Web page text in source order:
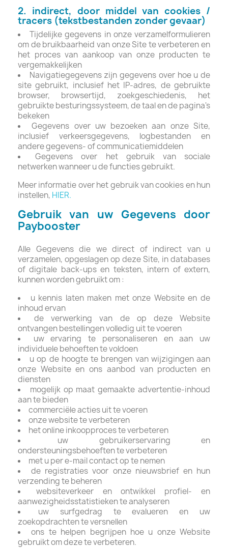
2. indirect, door middel van cookies /
tracers (tekstbestanden zonder gevaar)
Tijdelijke gegevens in onze verzamelformulieren
om de bruikbaarheid van onze Site te verbeteren en
het proces van aankoop van onze producten te
vergemakkelijken
Navigatiegegevens zijn gegevens over hoe u de
site gebruikt, inclusief het IP-adres, de gebruikte
browser, browsertijd, zoekgeschiedenis, het
gebruikte besturingssysteem, de taal en de pagina's
bekeken
Gegevens over uw bezoeken aan onze Site,
inclusief verkeersgegevens, logbestanden en
andere gegevens- of communicatiemiddelen
Gegevens over het gebruik van sociale
netwerken wanneer u de functies gebruikt.
Meer informatie over het gebruik van cookies en hun
instellen, HIER.
Gebruik van uw Gegevens door
Paybooster
Alle Gegevens die we direct of indirect van u
verzamelen, opgeslagen op deze Site, in databases
of digitale back-ups en teksten, intern of extern,
kunnen worden gebruikt om :
u kennis laten maken met onze Website en de
inhoud ervan
de verwerking van de op deze Website
ontvangen bestellingen volledig uit te voeren
uw ervaring te personaliseren en aan uw
individuele behoeften te voldoen
u op de hoogte te brengen van wijzigingen aan
onze Website en ons aanbod van producten en
diensten
mogelijk op maat gemaakte advertentie-inhoud
aan te bieden
commerciële acties uit te voeren
onze website te verbeteren
het online inkoopproces te verbeteren
uw gebruikerservaring en
ondersteuningsbehoeften te verbeteren
met u per e-mail contact op te nemen
de registraties voor onze nieuwsbrief en hun
verzending te beheren
websiteverkeer en ontwikkel profiel- en
aanwezigheidsstatistieken te analyseren
uw surfgedrag te evalueren en uw
zoekopdrachten te versnellen
ons te helpen begrijpen hoe u onze Website
gebruikt om deze te verbeteren.